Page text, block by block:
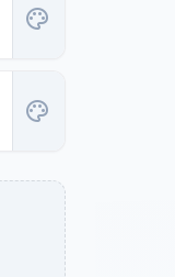
palette
palette